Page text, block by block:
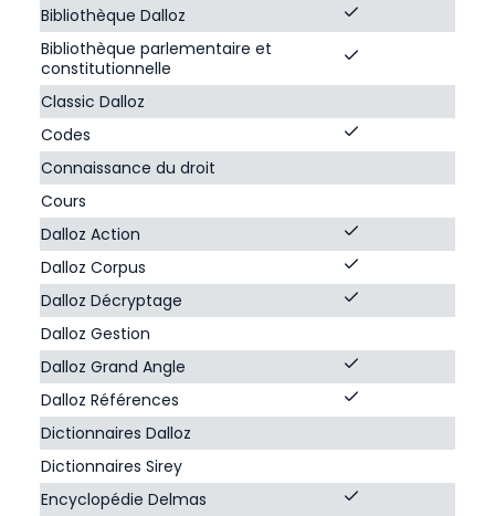
Bibliothèque Dalloz
Bibliothèque parlementaire et
constitutionnelle
Classic Dalloz
Codes
Connaissance du droit
Cours
Dalloz Action
Dalloz Corpus
Dalloz Décryptage
Dalloz Gestion
Dalloz Grand Angle
Dalloz Références
Dictionnaires Dalloz
Dictionnaires Sirey
Encyclopédie Delmas